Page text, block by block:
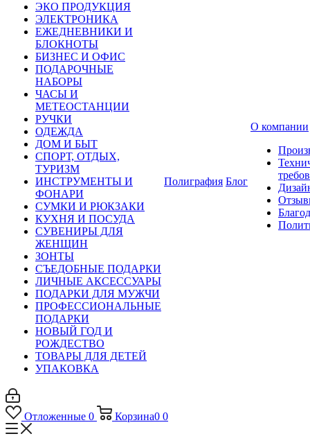
ЭКО ПРОДУКЦИЯ
ЭЛЕКТРОНИКА
ЕЖЕДНЕВНИКИ И
БЛОКНОТЫ
БИЗНЕС И ОФИС
ПОДАРОЧНЫЕ
НАБОРЫ
ЧАСЫ И
МЕТЕОСТАНЦИИ
РУЧКИ
ОДЕЖДА
ДОМ И БЫТ
СПОРТ, ОТДЫХ,
ТУРИЗМ
ИНСТРУМЕНТЫ И
ФОНАРИ
СУМКИ И РЮКЗАКИ
КУХНЯ И ПОСУДА
СУВЕНИРЫ ДЛЯ
ЖЕНЩИН
ЗОНТЫ
СЪЕДОБНЫЕ ПОДАРКИ
ЛИЧНЫЕ АКСЕССУАРЫ
ПОДАРКИ ДЛЯ МУЖЧИ
ПРОФЕССИОНАЛЬНЫЕ
ПОДАРКИ
НОВЫЙ ГОД И
РОЖДЕСТВО
ТОВАРЫ ДЛЯ ДЕТЕЙ
УПАКОВКА
Полиграфия Блог
О компании
Отложенные 0 Корзина0 0